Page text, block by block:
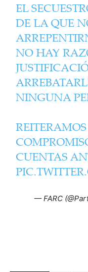
EL
DE LA QUE
NO HAY
NINGUNA
CUENTAS
— FARC